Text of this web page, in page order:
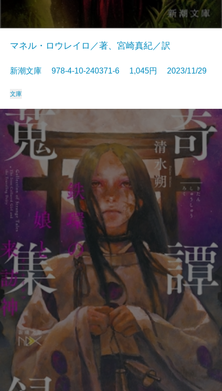
マネル・ロウレイロ／著、宮崎真紀／訳
新潮文庫 978-4-10-240371-6 1,045円 2023/11/29
文庫